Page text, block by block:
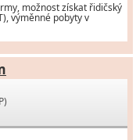
možnost získat řidičský
výměnné pobyty v